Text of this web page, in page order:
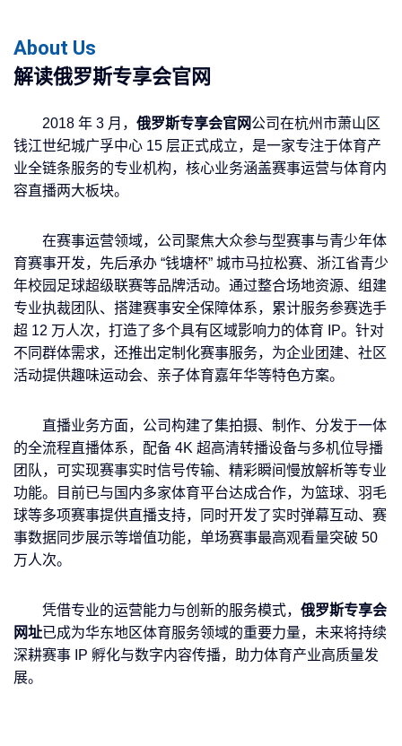
About Us
解读俄罗斯专享会官网
2018 年 3 月， 俄罗斯专享会官网公司在杭州市萧山区
钱江世纪城广孚中心 15 层正式成立，是一家专注于体育产
业全链条服务的专业机构，核心业务涵盖赛事运营与体育内
容直播两大板块。
在赛事运营领域，公司聚焦大众参与型赛事与青少年体
育赛事开发，先后承办 “钱塘杯” 城市马拉松赛、浙江省青少
年校园足球超级联赛等品牌活动。通过整合场地资源、组建
专业执裁团队、搭建赛事安全保障体系，累计服务参赛选手
超 12 万人次，打造了多个具有区域影响力的体育 IP。针对
不同群体需求，还推出定制化赛事服务，为企业团建、社区
活动提供趣味运动会、亲子体育嘉年华等特色方案。
直播业务方面，公司构建了集拍摄、制作、分发于一体
的全流程直播体系，配备 4K 超高清转播设备与多机位导播
团队，可实现赛事实时信号传输、精彩瞬间慢放解析等专业
功能。目前已与国内多家体育平台达成合作，为篮球、羽毛
球等多项赛事提供直播支持，同时开发了实时弹幕互动、赛
事数据同步展示等增值功能，单场赛事最高观看量突破 50
万人次。
凭借专业的运营能力与创新的服务模式， 俄罗斯专享会
网址已成为华东地区体育服务领域的重要力量，未来将持续
深耕赛事 IP 孵化与数字内容传播，助力体育产业高质量发
展。